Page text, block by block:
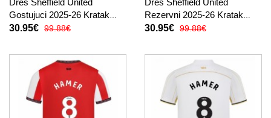
Dres Sheffield United
Gostujuci 2025-26 Kratak
Rukav
30.95€ 99.88€
Dres Sheffield United
Rezervni 2025-26 Kratak
Rukav
30.95€ 99.88€